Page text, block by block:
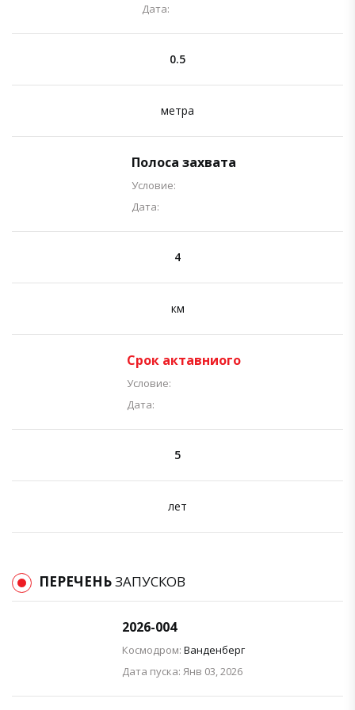
Дата:
0.5
метра
Полоса захвата
Условие:
Дата:
4
км
Срок актавниого
Условие:
Дата:
5
лет
ПЕРЕЧЕНЬЗАПУСКОВ
2026-004
Космодром: Ванденберг
Дата пуска: Янв 03, 2026